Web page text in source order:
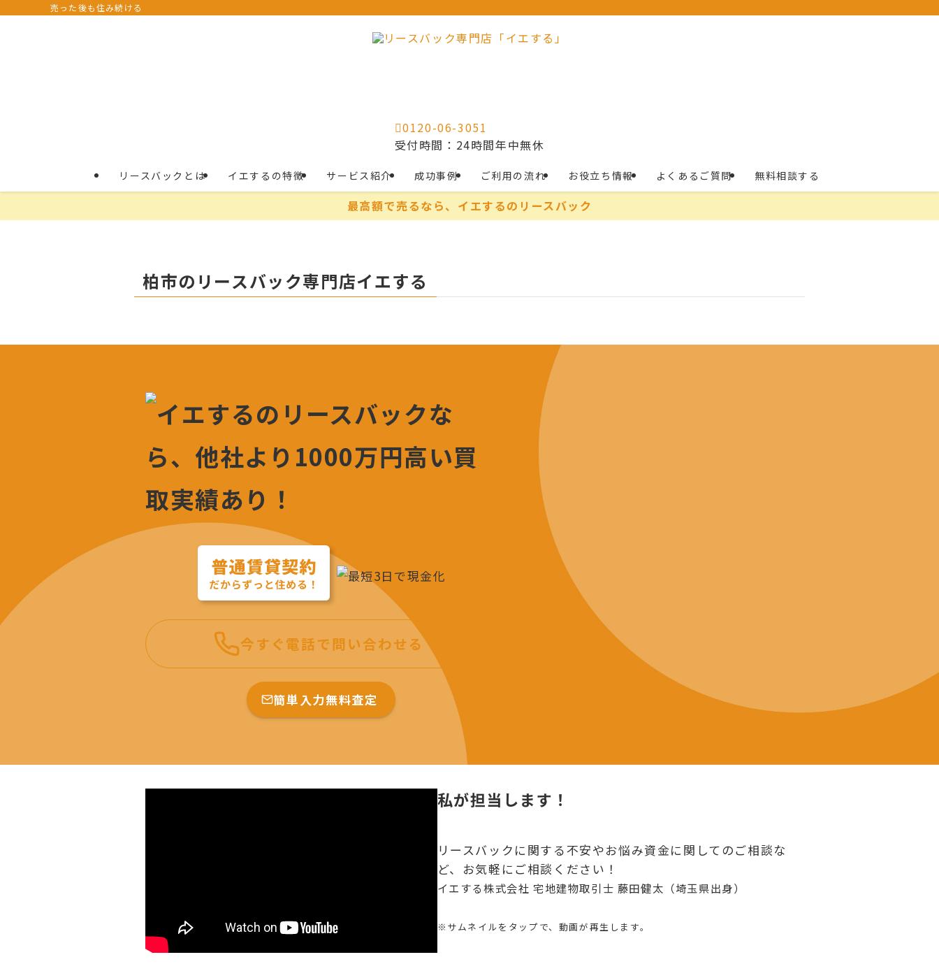
売った後も住み続ける
リースバックとは イエするの特徴 サービス紹介 成功事例 ご利用の流れ お役立ち情報 よくあるご質問 無料相談する
0120-06-3051
受付時間：24時間年中無休
最高額で売るなら、イエするのリースバック
柏市のリースバック専門店イエする
今すぐ電話で問い合わせる
簡単入力無料査定
私が担当します！
リースバックに関する不安やお悩み資金に関してのご相談な
ど、お気軽にご相談ください！
イエする株式会社 宅地建物取引士 藤田健太（埼玉県出身）
※サムネイルをタップで、動画が再生します。